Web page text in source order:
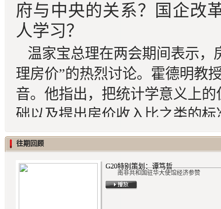
府与中央的关系？国企改
人学习？
温家宝总理在两会期间表示，
理房价”的热烈讨论。霍德明教
音。他指出，把统计学意义上
础以及提出房价收入比之类的
入千差万别，统计学上的平均
题。至于计算出来的“合理房价
刚刚你提到的说北京房价计算
往期回顾
G20特别策划：谭笃哲
南非共和国驻华大使馆经济参赞